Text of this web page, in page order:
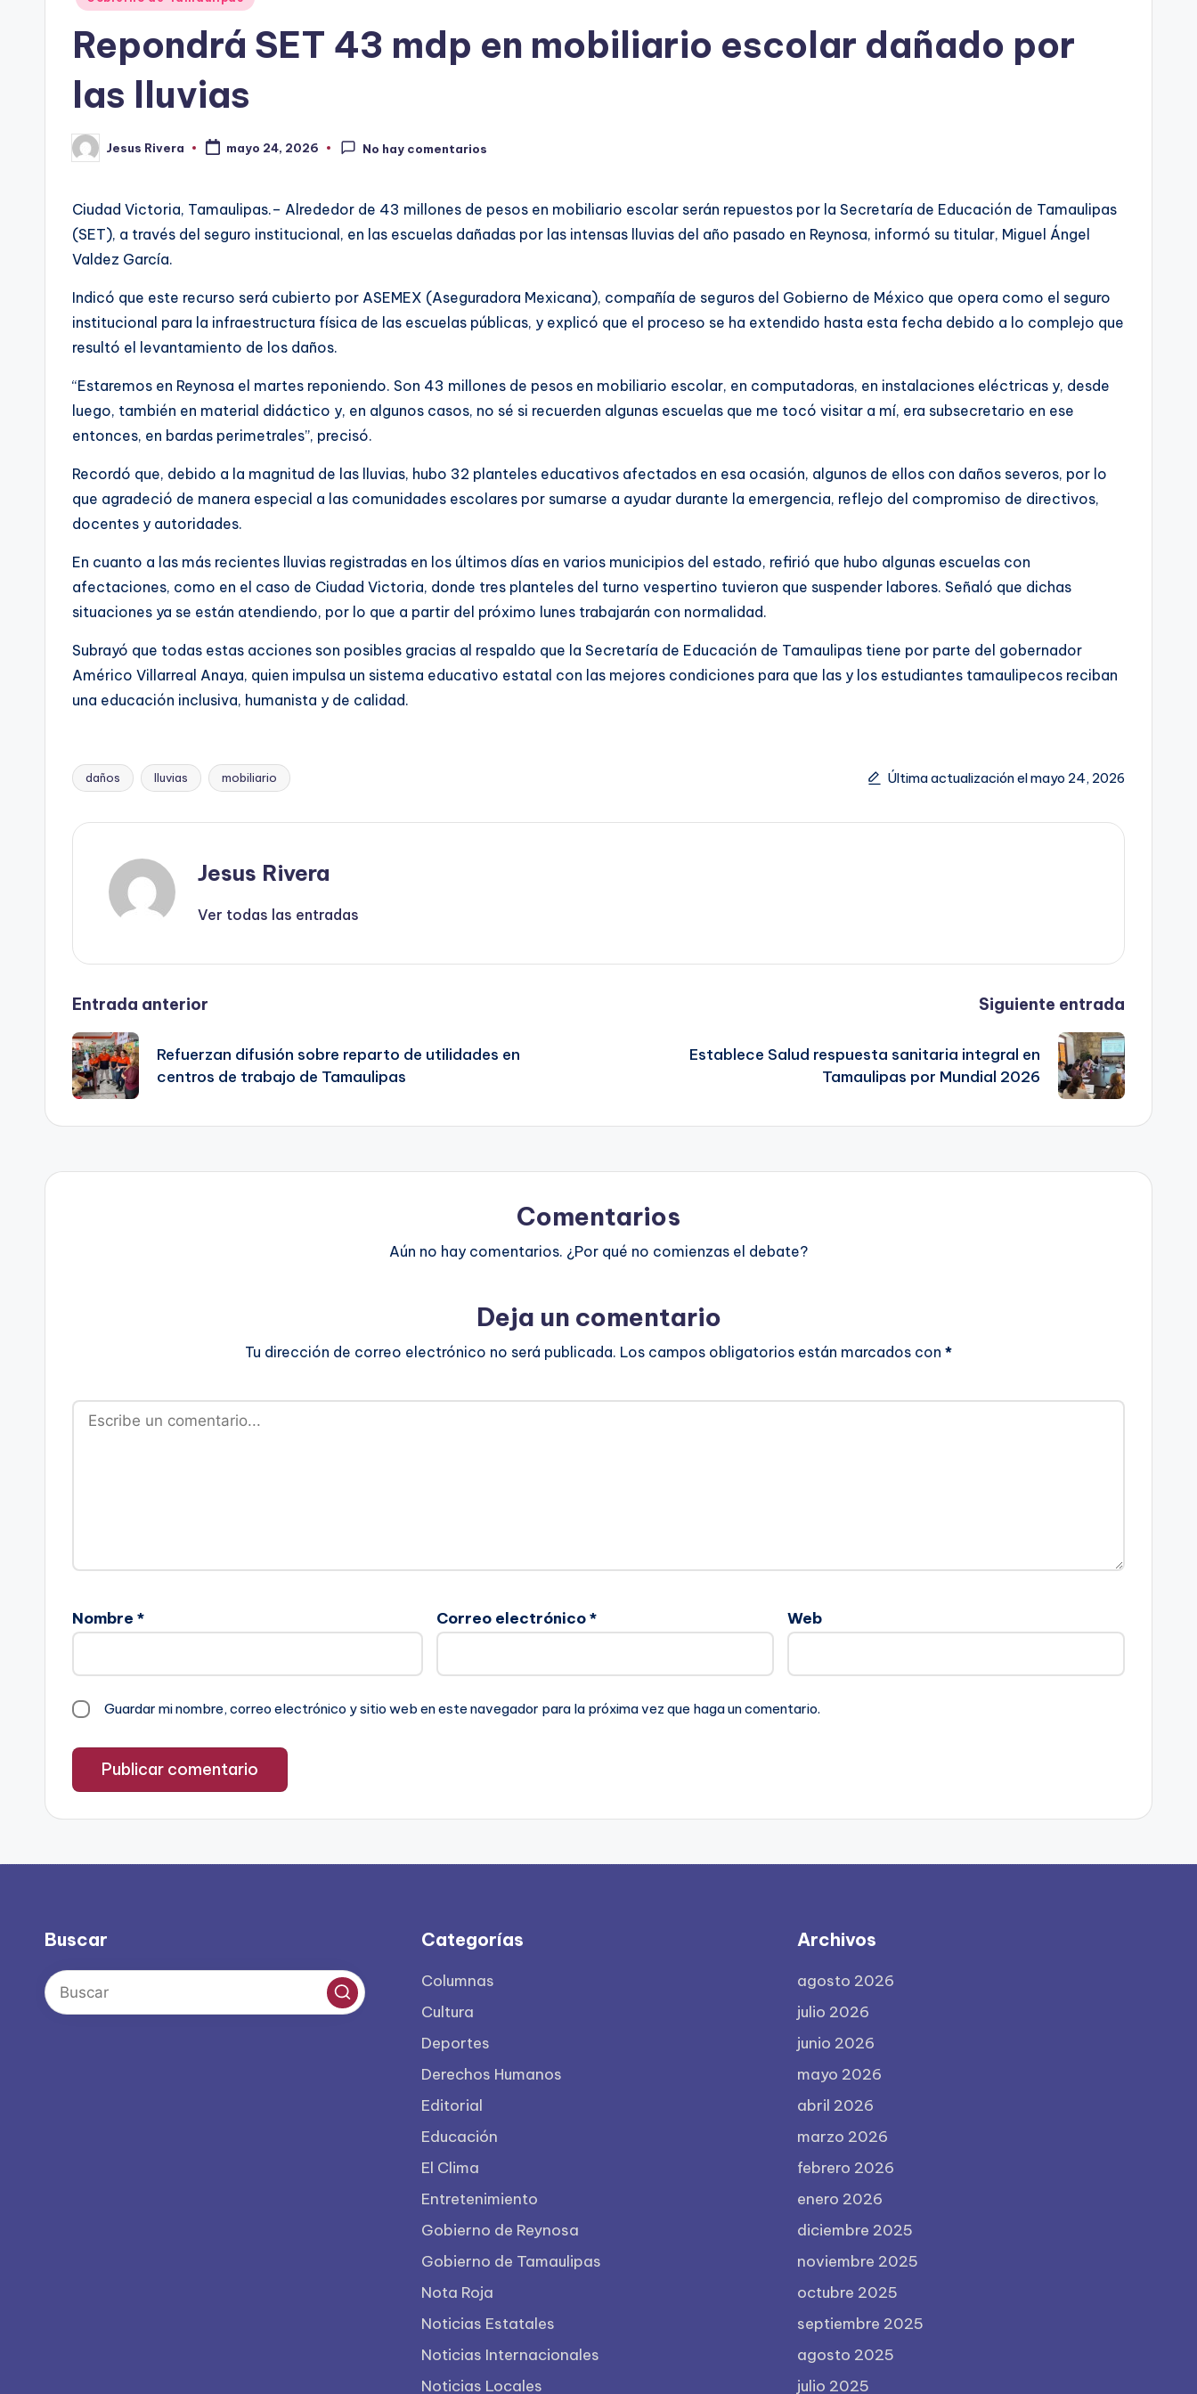
Repondrá SET 43 mdp en mobiliario escolar dañado por
las lluvias
Publicado
por
Jesus Rivera mayo 24, 2026 No hay comentarios
Ciudad Victoria, Tamaulipas.– Alrededor de 43 millones de pesos en mobiliario escolar serán repuestos por la Secretaría de Educación de Tamaulipas
(SET), a través del seguro institucional, en las escuelas dañadas por las intensas lluvias del año pasado en Reynosa, informó su titular, Miguel Ángel
Valdez García.
Indicó que este recurso será cubierto por ASEMEX (Aseguradora Mexicana), compañía de seguros del Gobierno de México que opera como el seguro
institucional para la infraestructura física de las escuelas públicas, y explicó que el proceso se ha extendido hasta esta fecha debido a lo complejo que
resultó el levantamiento de los daños.
“Estaremos en Reynosa el martes reponiendo. Son 43 millones de pesos en mobiliario escolar, en computadoras, en instalaciones eléctricas y, desde
luego, también en material didáctico y, en algunos casos, no sé si recuerden algunas escuelas que me tocó visitar a mí, era subsecretario en ese
entonces, en bardas perimetrales”, precisó.
Recordó que, debido a la magnitud de las lluvias, hubo 32 planteles educativos afectados en esa ocasión, algunos de ellos con daños severos, por lo
que agradeció de manera especial a las comunidades escolares por sumarse a ayudar durante la emergencia, reflejo del compromiso de directivos,
docentes y autoridades.
En cuanto a las más recientes lluvias registradas en los últimos días en varios municipios del estado, refirió que hubo algunas escuelas con
afectaciones, como en el caso de Ciudad Victoria, donde tres planteles del turno vespertino tuvieron que suspender labores. Señaló que dichas
situaciones ya se están atendiendo, por lo que a partir del próximo lunes trabajarán con normalidad.
Subrayó que todas estas acciones son posibles gracias al respaldo que la Secretaría de Educación de Tamaulipas tiene por parte del gobernador
Américo Villarreal Anaya, quien impulsa un sistema educativo estatal con las mejores condiciones para que las y los estudiantes tamaulipecos reciban
una educación inclusiva, humanista y de calidad.
Etiquetas:
daños lluvias mobiliario Última actualización el mayo 24, 2026
Jesus Rivera
Ver todas las entradas
Navegación
de
entradas
Entrada anterior
Refuerzan difusión sobre reparto de utilidades en
centros de trabajo de Tamaulipas
Siguiente entrada
Establece Salud respuesta sanitaria integral en
Tamaulipas por Mundial 2026
Comentarios
Aún no hay comentarios. ¿Por qué no comienzas el debate?
Deja un comentario
Tu dirección de correo electrónico no será publicada. Los campos obligatorios están marcados con *
Nombre * Correo electrónico* Web
Guardar mi nombre, correo electrónico y sitio web en este navegador para la próxima vez que haga un comentario.
Buscar Categorías
Columnas
Cultura
Deportes
Derechos Humanos
Editorial
Educación
El Clima
Entretenimiento
Gobierno de Reynosa
Gobierno de Tamaulipas
Nota Roja
Noticias Estatales
Noticias Internacionales
Noticias Locales
Archivos
agosto 2026
julio 2026
junio 2026
mayo 2026
abril 2026
marzo 2026
febrero 2026
enero 2026
diciembre 2025
noviembre 2025
octubre 2025
septiembre 2025
agosto 2025
julio 2025